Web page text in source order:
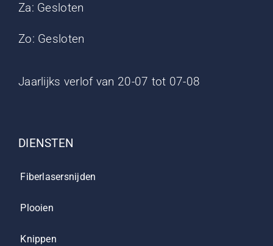
Za: Gesloten
Zo: Gesloten
Jaarlijks verlof van 20-07 tot 07-08
DIENSTEN
Fiberlasersnijden
Plooien
Knippen